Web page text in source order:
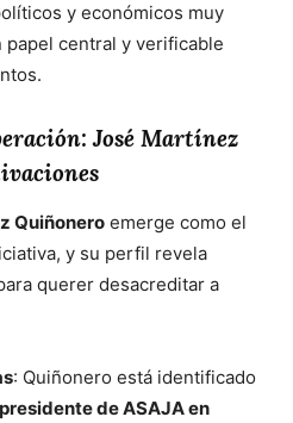
y económicos muy
central y verificable
José Martínez
Quiñonero emerge como el
y su perfil revela
querer desacreditar a
: Quiñonero está identificado
presidente de ASAJA en